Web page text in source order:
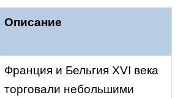
Описание
Франция и Бельгия XVI века
торговали небольшими